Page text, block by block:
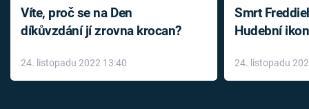
Víte, proč se na Den
díkůvzdání jí zrovna krocan?
24. listopadu 2022 13:40
Smrt
Hudební
léky
24. listopadu